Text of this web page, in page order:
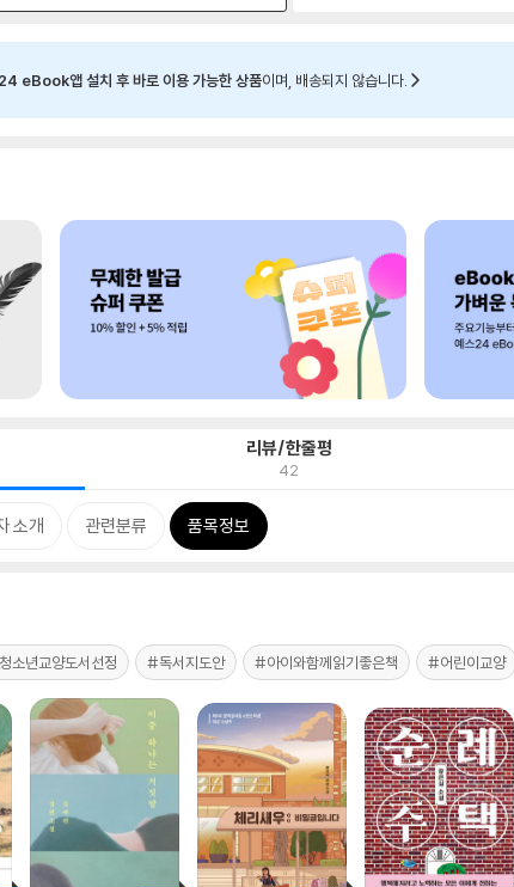
eBook앱 설치 후 바로 이용 가능한 상품이며, 배송되지 않습니다.
리뷰/한줄평
42
소개 관련분류 품목정보
년교양도서선정 #독서지도안 #아이와함께읽기좋은책 #어린이교양